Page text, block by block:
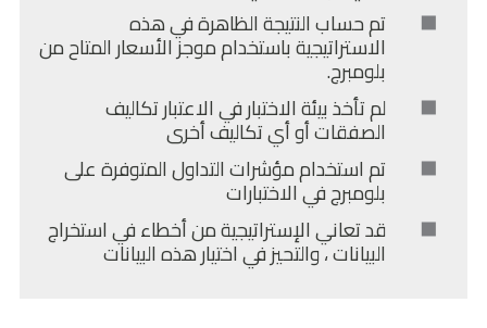
تم حساب النتيجة الظاهرة في هذه
الاستراتيجية باستخدام موجز الأسعار المتاح من
بلومبرج.
لم تأخذ بيئة الاختبار في الاعتبار تكاليف
الصفقات أو أي تكاليف أخرى
تم استخدام مؤشرات التداول المتوفرة على
بلومبرج في الاختبارات
قد تعاني الإستراتيجية من أخطاء في استخراج
البيانات ، والتحيز في اختيار هذه البيانات